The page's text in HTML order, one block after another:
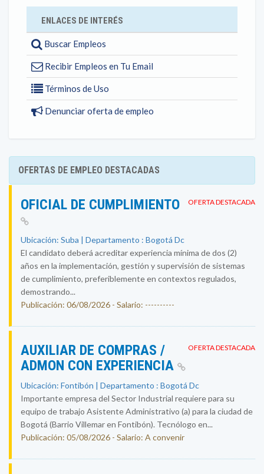
ENLACES DE INTERÉS
Buscar Empleos
Recibir Empleos en Tu Email
Términos de Uso
Denunciar oferta de empleo
OFERTAS DE EMPLEO DESTACADAS
OFERTA DESTACADA
OFICIAL DE CUMPLIMIENTO
Ubicación: Suba | Departamento : Bogotá Dc
El candidato deberá acreditar experiencia mínima de dos (2)
años en la implementación, gestión y supervisión de sistemas
de cumplimiento, preferiblemente en contextos regulados,
demostrando...
Publicación: 06/08/2026 - Salario: ----------
OFERTA DESTACADA
AUXILIAR DE COMPRAS /
ADMON CON EXPERIENCIA
Ubicación: Fontibón | Departamento : Bogotá Dc
Importante empresa del Sector Industrial requiere para su
equipo de trabajo Asistente Administrativo (a) para la ciudad de
Bogotá (Barrio Villemar en Fontibón). Tecnólogo en...
Publicación: 05/08/2026 - Salario: A convenir